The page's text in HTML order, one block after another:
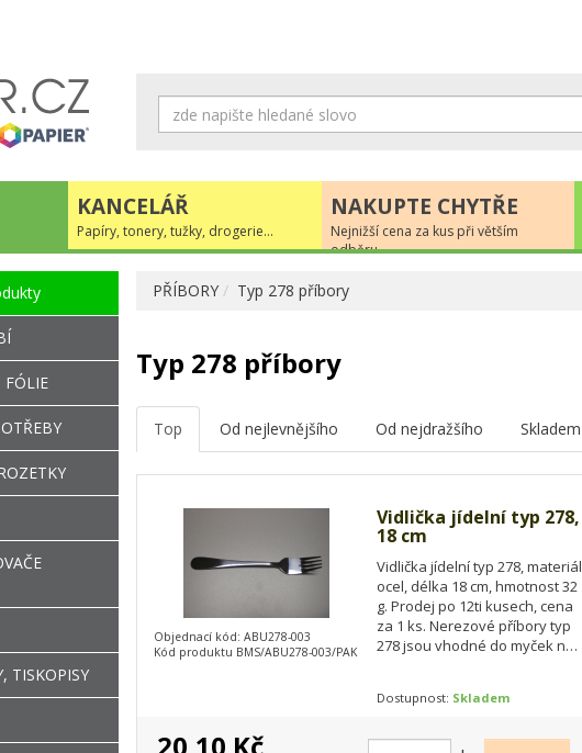
KANCELÁŘ
Papíry, tonery, tužky, drogerie...
NAKUPTE CHYTŘE
Nejnižší cena za kus při větším
odběru
PŘÍBORY Typ 278 příbory
Typ 278 příbory
Top Od nejlevnějšího Od nejdražšího Skladem
Vidlička jídelní typ 278,
18 cm
Vidlička jídelní typ 278, materiál
ocel, délka 18 cm, hmotnost 32
g. Prodej po 12ti kusech, cena
za 1 ks. Nerezové příbory typ
278 jsou vhodné do myček na
Dostupnost: Skladem
Objednací kód: ABU278-003
Kód produktu BMS/ABU278-003/PAK
20,10 Kč
FÓLIE
TISKOPISY